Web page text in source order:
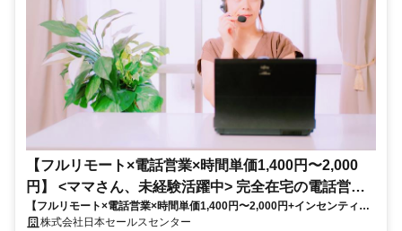
【フルリモート×電話営業×時間単価1,400円〜2,000
円】 <ママさん、未経験活躍中> 完全在宅の電話営業
で家庭と仕事の両立を実現
【フルリモート×電話営業×時間単価1,400円〜2,000円+インセンティブ
あり】 ＜ママさん、未経験活躍中＞ 完全在宅の電話営業で家庭と仕事の
株式会社日本セールスセンター